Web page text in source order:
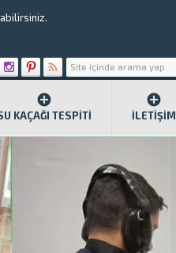
KAÇAĞI TESPITI İLETIŞIM